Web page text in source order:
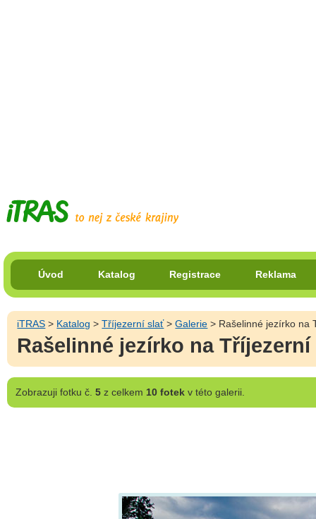
Úvod Katalog Registrace Reklama
iTRAS > Katalog >Tříjezerní slať>Galerie > Rašelinné jezírko na
Rašelinné jezírko na
Zobrazujifotku č. 5z celkem 10 fotekv této galerii.